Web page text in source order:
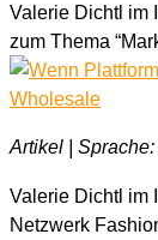
Valerie Dichtl im
zum Thema
Artikel |
Valerie Dichtl im
Netzwerk